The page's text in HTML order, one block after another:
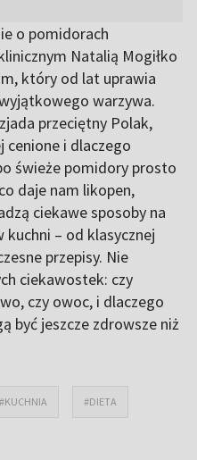
o pomidorach
Natalią Mogiłko
który od lat uprawia
warzywa.
przeciętny Polak,
cenione i dlaczego
świeże pomidory prosto
daje nam likopen,
ciekawe sposoby na
– od klasycznej
przepisy. Nie
ciekawostek: czy
czy owoc, i dlaczego
być jeszcze zdrowsze niż
#KUCHNIA #DIETA